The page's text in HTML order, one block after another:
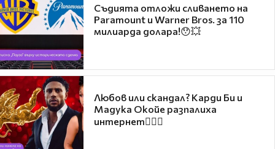
Съдията отложи сливането на
Paramount и Warner Bros. за 110
милиарда долара!😯💥
Любов или скандал? Карди Би и
Мадука Окойе разпалиха
интернет❤️‍🔥🔥